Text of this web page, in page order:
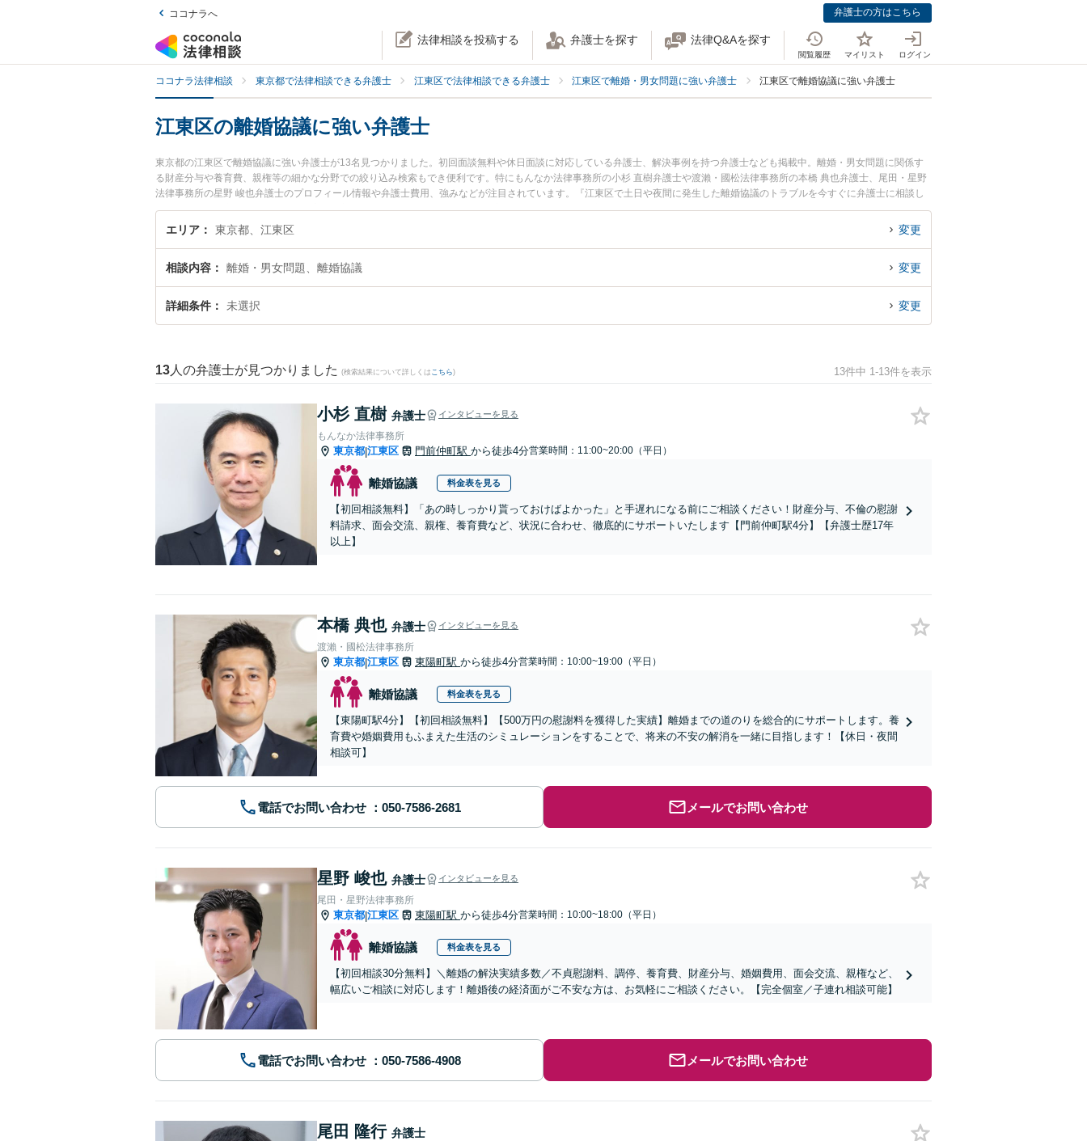
ココナラへ 弁護士の方はこちら
法律相談を投稿する 弁護士を探す 法律Q&Aを探す
閲覧履歴 マイリスト ログイン
ココナラ法律相談 東京都で法律相談できる弁護士 江東区で法律相談できる弁護士 江東区で離婚・男女問題に強い弁護士 江東区で離婚協議に強い弁護士
江東区の離婚協議に強い弁護士
東京都の江東区で離婚協議に強い弁護士が13名見つかりました。初回面談無料や休日面談に対応している弁護士、解決事例を持つ弁護士なども掲載中。離婚・男女問題に関係す
る財産分与や養育費、親権等の細かな分野での絞り込み検索もでき便利です。特にもんなか法律事務所の小杉 直樹弁護士や渡瀨・國松法律事務所の本橋 典也弁護士、尾田・星野
法律事務所の星野 峻也弁護士のプロフィール情報や弁護士費用、強みなどが注目されています。『江東区で土日や夜間に発生した離婚協議のトラブルを今すぐに弁護士に相談し
たい』『離婚協議のトラブル解決の実績豊富な近くの弁護士を検索したい』『初回相談無料で離婚協議を法律相談できる江東区内の弁護士に相談予約したい』などでお困りの相談
者さんにおすすめです。
エリア 東京都、江東区 変更
相談内容 離婚・男女問題、離婚協議 変更
詳細条件 未選択 変更
13 人の弁護士が見つかりました (検索結果について詳しくは こちら) 13件中 1-13件を表示
小杉 直樹 弁護士 インタビューを見る
もんなか法律事務所
東京都|江東区 門前仲町駅 から徒歩4分営業時間：11:00~20:00（平日）
離婚協議 料金表を見る
【初回相談無料】「あの時しっかり貰っておけばよかった」と手遅れになる前にご相談ください！財産分与、不倫の慰謝
料請求、面会交流、親権、養育費など、状況に合わせ、徹底的にサポートいたします【門前仲町駅4分】【弁護士歴17年
以上】
本橋 典也 弁護士 インタビューを見る
渡瀨・國松法律事務所
東京都|江東区 東陽町駅 から徒歩4分営業時間：10:00~19:00（平日）
離婚協議 料金表を見る
【東陽町駅4分】【初回相談無料】【500万円の慰謝料を獲得した実績】離婚までの道のりを総合的にサポートします。養
育費や婚姻費用もふまえた生活のシミュレーションをすることで、将来の不安の解消を一緒に目指します！【休日・夜間
相談可】
電話でお問い合わせ メールでお問い合わせ
星野 峻也 弁護士 インタビューを見る
尾田・星野法律事務所
東京都|江東区 東陽町駅 から徒歩4分営業時間：10:00~18:00（平日）
離婚協議 料金表を見る
【初回相談30分無料】＼離婚の解決実績多数／不貞慰謝料、調停、養育費、財産分与、婚姻費用、面会交流、親権など、
幅広いご相談に対応します！離婚後の経済面がご不安な方は、お気軽にご相談ください。【完全個室／子連れ相談可能】
電話でお問い合わせ メールでお問い合わせ
尾田 隆行 弁護士